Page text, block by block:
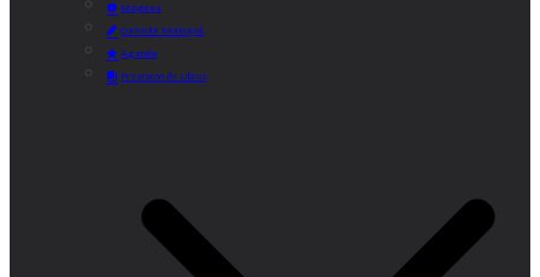
Mayores
Comedor Municipal
Agenda
Préstamo de Libros